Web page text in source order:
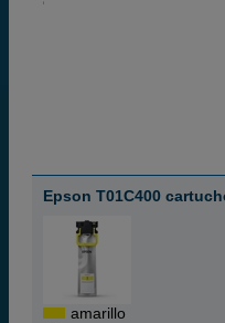
Epson T01C400
amarillo